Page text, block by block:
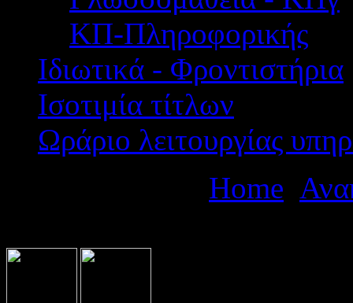
ΚΠ-Πληροφορικής
Ιδιωτικά - Φροντιστήρια
Ισοτιμία τίτλων
Ωράριο λειτουργίας
Home